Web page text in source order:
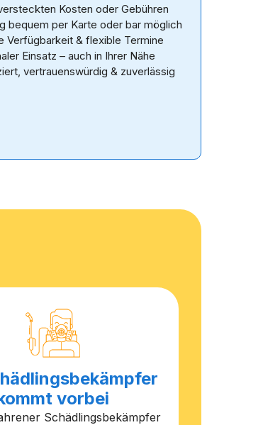
Kosten oder Gebühren
bequem per Karte oder bar möglich
Verfügbarkeit & flexible Termine
Einsatz – auch in Ihrer Nähe
vertrauenswürdig & zuverlässig
vorbei
Schädlingsbekämpfer